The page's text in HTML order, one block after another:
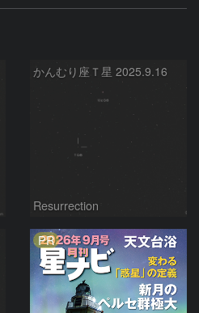
かんむり座Ｔ星 2025.9.16
Resurrection
PR